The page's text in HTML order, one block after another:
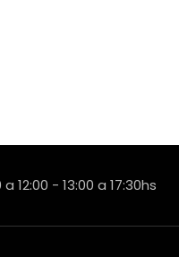
12:00 - 13:00 a 17:30hs